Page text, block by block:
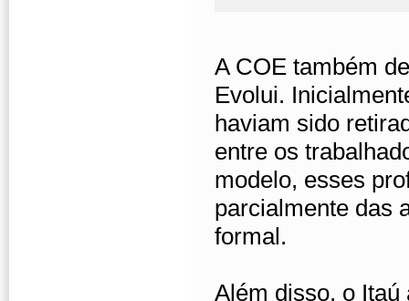
A COE também
Evolui.
haviam sido
entre os
modelo, esses
parcialmente das
formal.
Além disso, o Itaú